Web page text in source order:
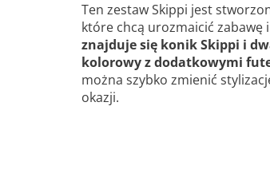
Ten zestaw Skippi jest
które chcą urozmaicić zabawę
znajduje się konik Skippi i
kolorowy z dodatkowymi
można szybko zmienić
okazji.